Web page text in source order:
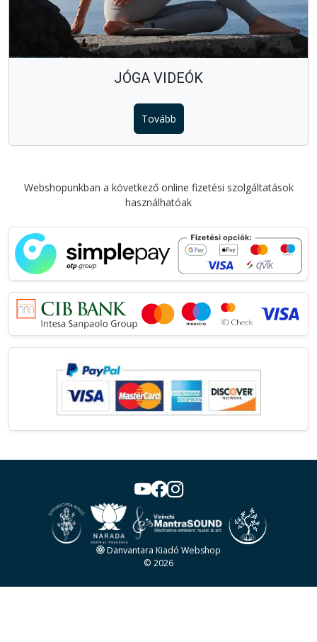
JÓGA VIDEÓK
Tovább
Webshopunkban a következő online fizetési szolgáltatások
használhatóak
Danvantara Kiadó Webshop
© 2026